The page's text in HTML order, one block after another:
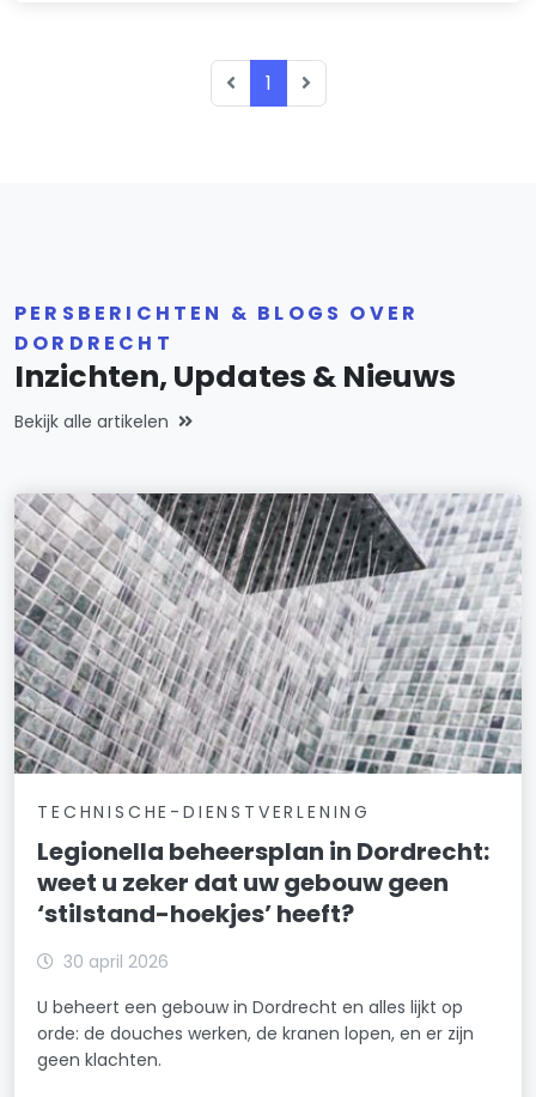
1
PERSBERICHTEN & BLOGS OVER
DORDRECHT
Inzichten, Updates & Nieuws
Bekijk alle artikelen
TECHNISCHE-DIENSTVERLENING
Legionella beheersplan in Dordrecht:
weet u zeker dat uw gebouw geen
‘stilstand-hoekjes’ heeft?
30 april 2026
U beheert een gebouw in Dordrecht en alles lijkt op
orde: de douches werken, de kranen lopen, en er zijn
geen klachten.